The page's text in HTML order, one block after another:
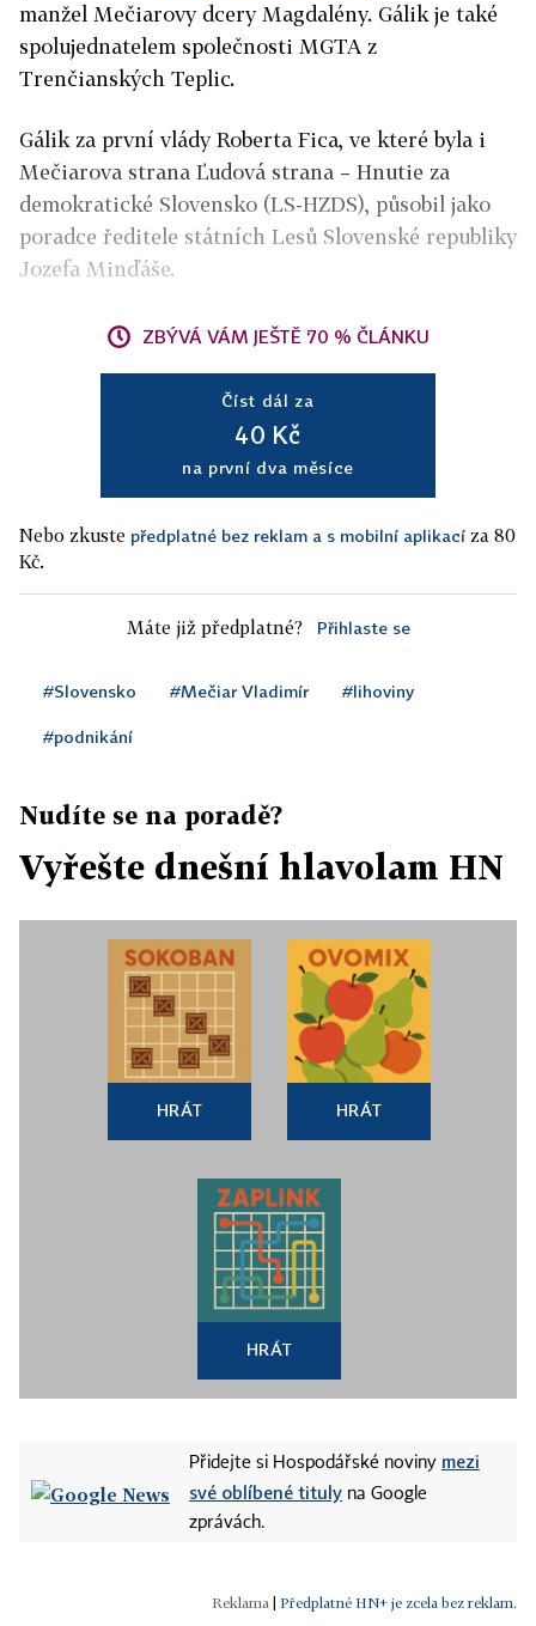
manžel Mečiarovy dcery Magdalény. Gálik je také
spolujednatelem společnosti MGTA z
Trenčianských Teplic.
Gálik za první vlády Roberta Fica, ve které byla i
Mečiarova strana Ľudová strana – Hnutie za
demokratické Slovensko (LS-HZDS), působil jako
poradce ředitele státních Lesů Slovenské republiky
Jozefa Minďáše.
ZBÝVÁ VÁM JEŠTĚ 70 % ČLÁNKU
Číst dál za
40 Kč
na první dva měsíce
Nebo zkuste předplatné bez reklam a s mobilní aplikací za 80
Kč.
Máte již předplatné? Přihlaste se
#Slovensko #Mečiar Vladimír #lihoviny
#podnikání
Nudíte se na poradě?
Vyřešte dnešní hlavolam HN
HRÁT HRÁT
HRÁT
Přidejte si Hospodářské noviny mezi
své oblíbené tituly na Google
zprávách.
Předplatné HN+ je zcela bez reklam.